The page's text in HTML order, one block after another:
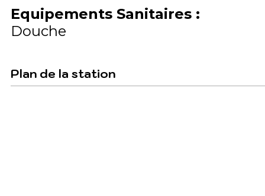
Equipements Sanitaires :
Douche
Plan de la station